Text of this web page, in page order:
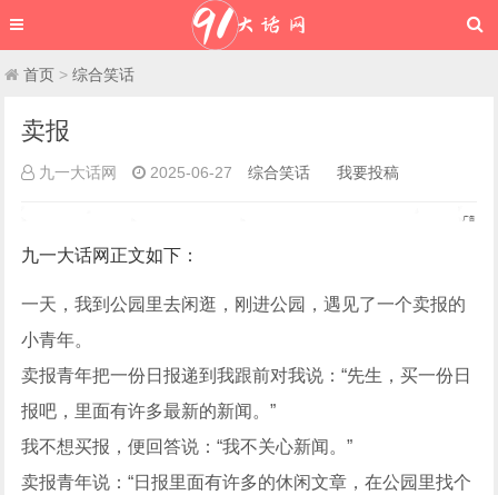
首页 >综合笑话
卖报
九一大话网 2025-06-27 综合笑话 我要投稿
九一大话网 正文如下 ：
一天，我到公园里去闲逛，刚进公园，遇见了一个卖报的
小青年。
卖报青年把一份日报递到我跟前对我说：“先生，买一份日
报吧，里面有许多最新的新闻。”
我不想买报，便回答说：“我不关心新闻。”
卖报青年说：“日报里面有许多的休闲文章，在公园里找个